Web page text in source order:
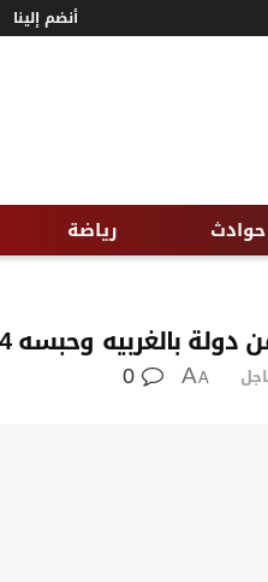
أنضم إلينا
حوادث رياضة
وحبسه 4 ايام علي ذمة التحقيق
A
A